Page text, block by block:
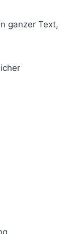
ganzer Text,